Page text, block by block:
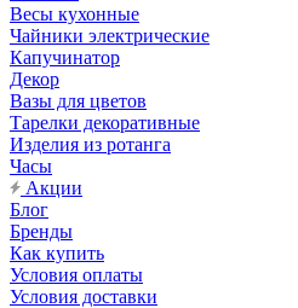
Весы кухонные
Чайники электрические
Капучинатор
Декор
Вазы для цветов
Тарелки декоративные
Изделия из ротанга
Часы
Акции
Блог
Бренды
Как купить
Условия оплаты
Условия доставки